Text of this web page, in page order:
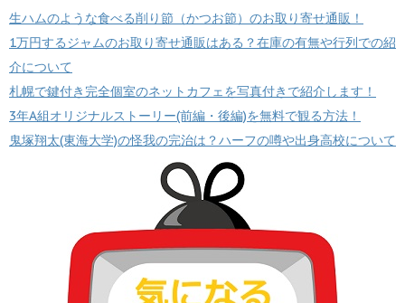
生ハムのような食べる削り節（かつお節）のお取り寄せ通販！
1万円するジャムのお取り寄せ通販はある？在庫の有無や行列での紹
介について
札幌で鍵付き完全個室のネットカフェを写真付きで紹介します！
3年A組オリジナルストーリー(前編・後編)を無料で観る方法！
鬼塚翔太(東海大学)の怪我の完治は？ハーフの噂や出身高校について